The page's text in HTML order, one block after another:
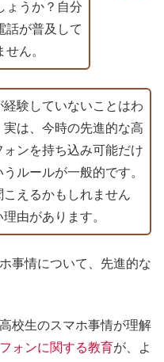
ょうか？自分
話が普及して
ん。
験していないことはわ
は、今時の先進的な高
ンを持ち込み可能だけ
ルールが一般的です。
えるかもしれません
由があります。
事情について、先進的な
校生のスマホ事情が理解
ォンに関する教育が、よ